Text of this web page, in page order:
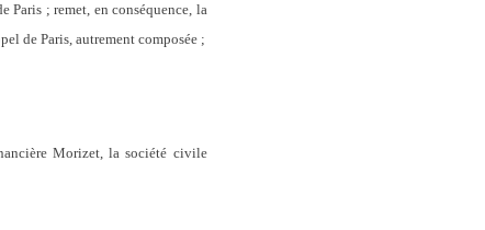
Paris ; remet, en conséquence, la
de Paris, autrement composée ;
Morizet, la société civile